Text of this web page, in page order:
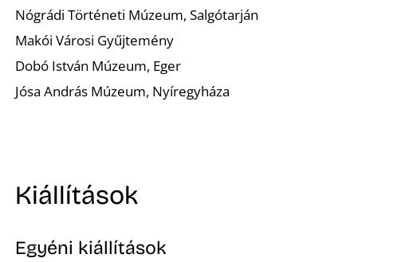
Nógrádi Történeti Múzeum, Salgótarján
Makói Városi Gyűjtemény
Dobó István Múzeum, Eger
Jósa András Múzeum, Nyíregyháza
Kiállítások
Egyéni kiállítások